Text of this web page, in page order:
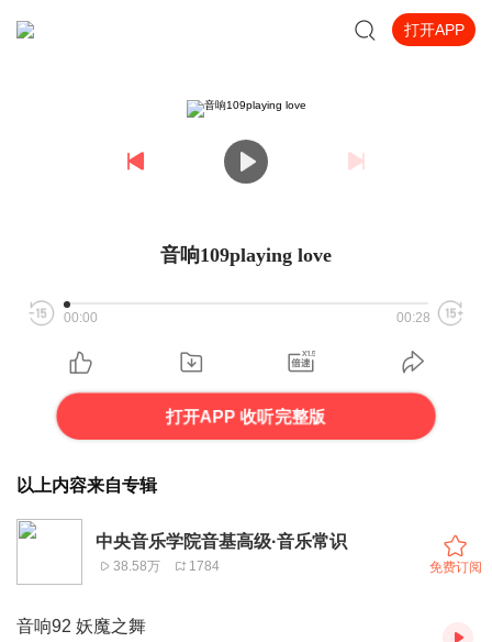
打开APP
音响109playing love
00:00 00:28
打开APP 收听完整版
以上内容来自专辑
中央音乐学院音基高级·音乐常识
38.58万 1784 免费订阅
音响92 妖魔之舞